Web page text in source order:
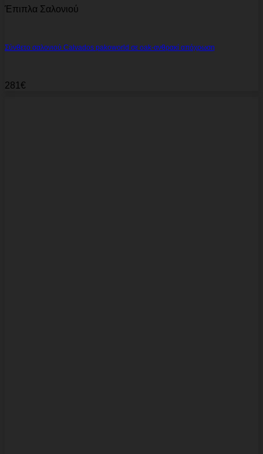
Έπιπλα Σαλονιού
Σύνθετο σαλονιού Calvados pakoworld σε oak-ανθρακί απόχρωση
281 €